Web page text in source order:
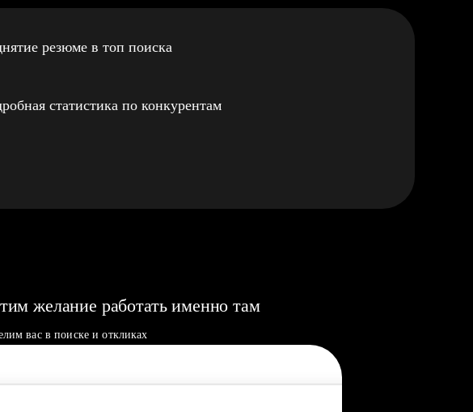
резюме в топ поиска
статистика по конкурентам
желание работать именно там
вас в поиске и откликах